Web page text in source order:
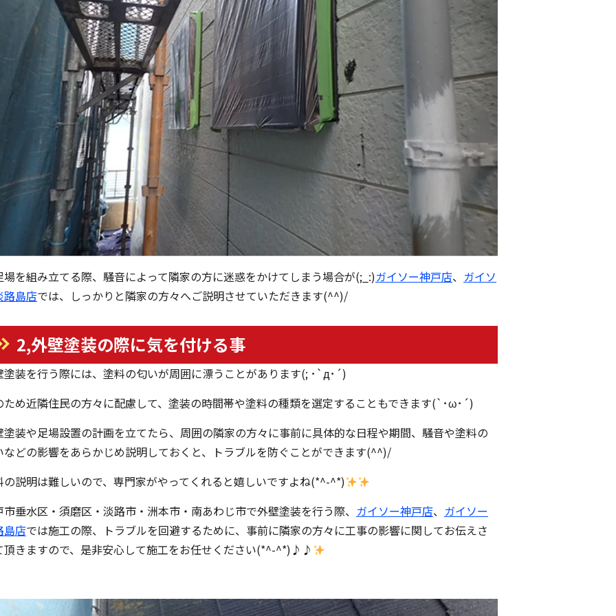
を組み立てる際、騒音によって隣家の方に迷惑をかけてしまう場合が(;_:)ガイソー神戸店、 ガイソ
路島店では、しっかりと隣家の方々へご説明させていただきます(^^)/
2,外壁塗装の際に気を付ける事
塗装を行う際には、塗料の匂いが周囲に漂うことがあります(; ･`д･´)
ため近隣住民の方々に配慮して、塗装の時間帯や塗料の種類を選定することもできます(`･ω･´)
塗装や足場設置の計画を立てたら、周囲の隣家の方々に事前に具体的な日程や期間、騒音や塗料の
などの影響をあらかじめ説明しておくと、トラブルを防ぐことができます(^^)/
の説明は難しいので、専門家がやってくれると嬉しいですよね(*^-^*)
市垂水区・須磨区・淡路市・洲本市・南あわじ市で外壁塗装を行う際、 ガイソー神戸店、 ガイソー
島店では施工の際、トラブルを回避するために、事前に隣家の方々に工事の影響に関してお伝えさ
頂きますので、是非安心して施工をお任せください(*^-^*)♪♪